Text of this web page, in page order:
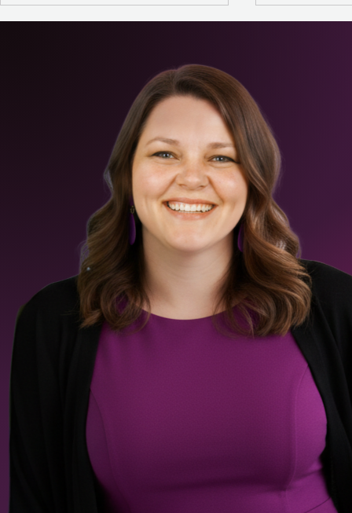
Angebotspsychologie
für Vertrieb &
Shopbetreiber
Warum
Fakes
Klick